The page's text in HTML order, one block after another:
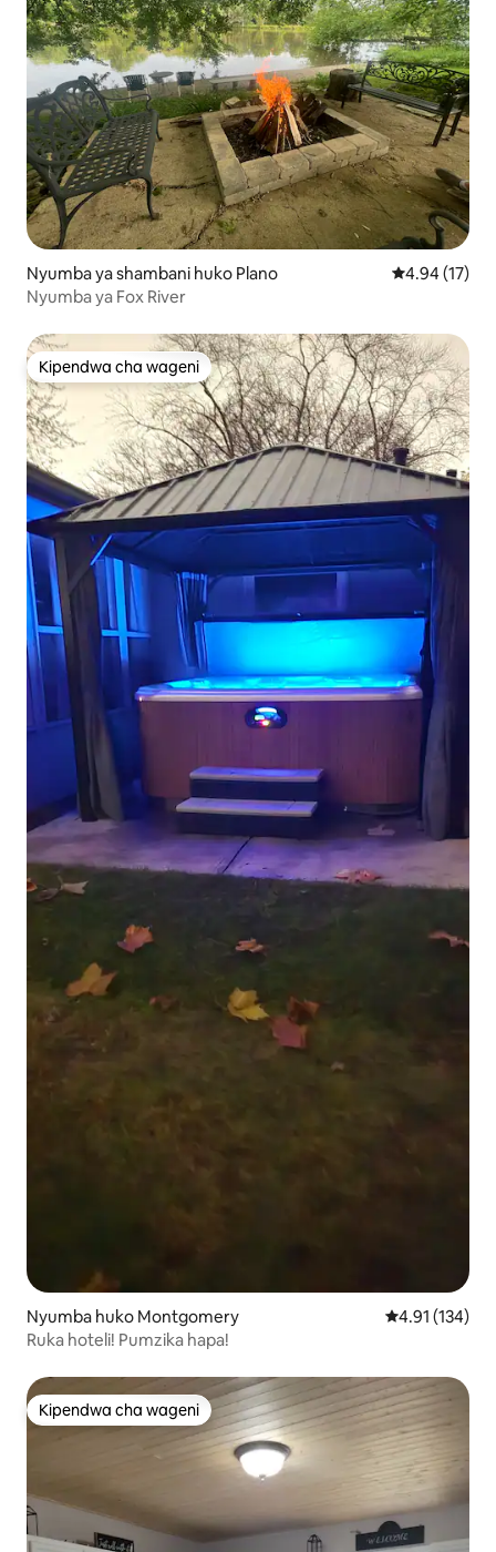
Nyumba ya shambani huko Plano Ukadiriaji wa
4.94 (17)
Nyumba ya Fox River
Kipendwa cha wageni
Kipendwa cha wageni
Nyumba huko Montgomery Ukadiriaji wa
4.91 (134)
Ruka hoteli! Pumzika hapa!
Kipendwa cha wageni
Kipendwa cha wageni